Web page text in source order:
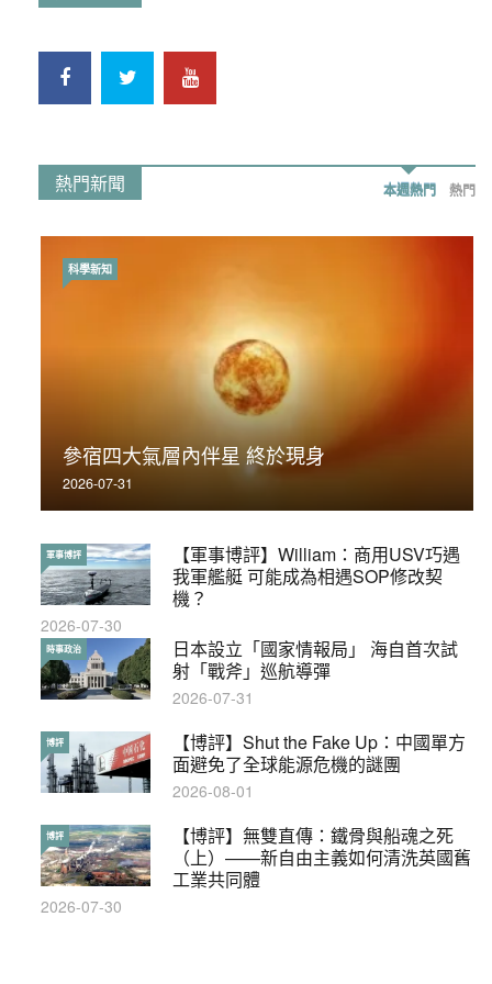
熱門新聞 本週熱門 熱門
參宿四大氣層內伴星 終於現身
2026-07-31
科學新知
【軍事博評】William：商用USV巧遇
我軍艦艇 可能成為相遇SOP修改契
機？
軍事博評
2026-07-30
日本設立「國家情報局」 海自首次試
射「戰斧」巡航導彈
時事政治
2026-07-31
【博評】Shut the Fake Up：中國單方
面避免了全球能源危機的謎團
博評
2026-08-01
【博評】無雙直傳：鐵骨與船魂之死
（上）——新自由主義如何清洗英國舊
工業共同體
博評
2026-07-30
荃灣反黑組「砌生豬肉」砌錯O記臥底4警員
被控
2019-11-01
時事政治
【輕百科】被抽中當陪審員能拒絕嗎？
輕百科
2017-10-17
【輕盤點】集會遊行陸續有來？一文盡
覽8月示威活動
輕盤點
2019-08-30
本港保護兒童法例雜亂互相矛盾家長易
墮法網
特稿
2019-05-21
【輕百科】甚麼按摩院要領牌？顧客涉
及刑責嗎？
輕百科
2021-05-13